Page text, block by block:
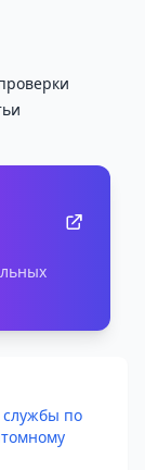
службы по